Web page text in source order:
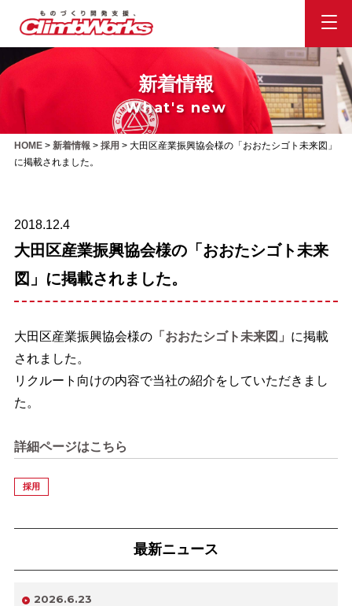
新着情報
What's new
HOME> 新着情報 > 採用 > 大田区産業振興協会様の「おおたシゴト未来図」
に掲載されました。
2018.12.4
大田区産業振興協会様の「おおたシゴト未来
図」に掲載されました。
大田区産業振興協会様の「おおたシゴト未来図」 に掲載
されました。
リクルート向けの内容で当社の紹介をしていただきまし
た。
詳細ページはこちら
採用
最新ニュース
2026.6.23